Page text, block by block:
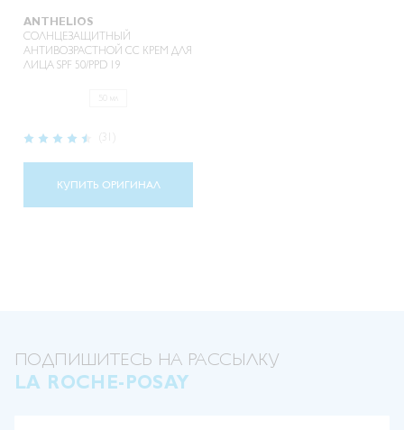
ANTHELIOS
СОЛНЦЕЗАЩИТНЫЙ
АНТИВОЗРАСТНОЙ CC КРЕМ ДЛЯ
ЛИЦА SPF 50/PPD 19
Рейтинг:
(31)
КУПИТЬ ОРИГИНАЛ
ПОДПИШИТЕСЬ НА РАССЫЛКУ
LA ROCHE-POSAY